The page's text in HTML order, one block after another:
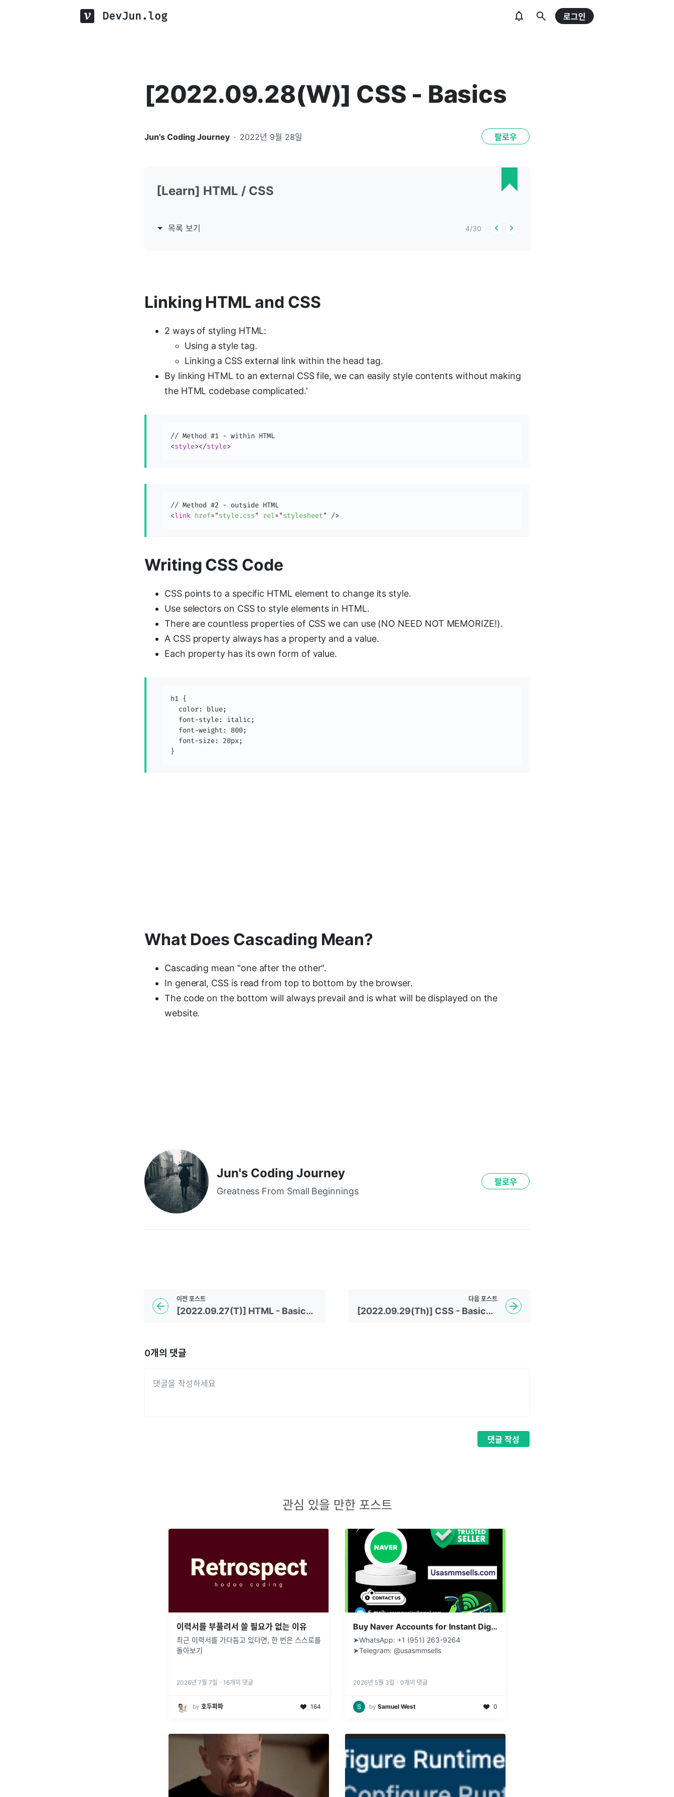
DevJun.log 로그인
[2022.09.28(W)] CSS - Basics
Jun's Coding Journey · 2022년 9월 28일 팔로우
[Learn] HTML / CSS
목록 보기 4/30
Linking HTML and CSS
2 ways of styling HTML:
Using a style tag.
Linking a CSS external link within the head tag.
By linking HTML to an external CSS file, we can easily style contents without making
the HTML codebase complicated.'
<style></style>
<link href="style.css" rel="stylesheet" />
Writing CSS Code
CSS points to a specific HTML element to change its style.
Use selectors on CSS to style elements in HTML.
There are countless properties of CSS we can use (NO NEED NOT MEMORIZE!).
A CSS property always has a property and a value.
Each property has its own form of value.
h1 {
  color: blue;
  font-style: italic;
  font-weight: 800;
  font-size: 20px;
}
What Does Cascading Mean?
Cascading mean "one after the other".
In general, CSS is read from top to bottom by the browser.
The code on the bottom will always prevail and is what will be displayed on the
website.
Jun's Coding Journey
Greatness From Small Beginnings
팔로우
이전 포스트
[2022.09.27(T)] HTML - Basics (2)
다음 포스트
[2022.09.29(Th)] CSS - Basics (2)
0개의 댓글
댓글 작성
관심 있을 만한 포스트
이력서를 부풀려서 쓸 필요가 없는 이유
최근 이력서를 가다듬고 있다면, 한 번은 스스로를
돌아보기
2026년 7월 7일 · 16개의 댓글
by 호두파파 164
Buy Naver Accounts for Instant Digital Presence in Korea Market
➤WhatsApp: +1 (951) 263-9264
➤Telegram: @usasmmsells
2026년 5월 3일 · 0개의 댓글
by Samuel West 0